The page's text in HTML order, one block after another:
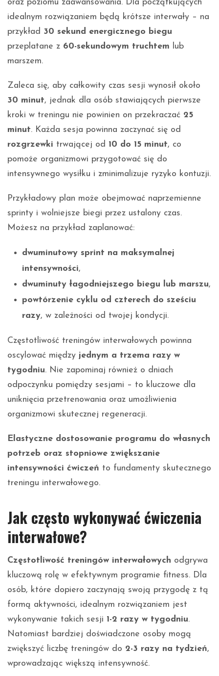
oraz poziomu zaawansowania. Dla początkujących
idealnym rozwiązaniem będą krótsze interwały – na
przykład 30 sekund energicznego biegu
przeplatane z 60-sekundowym truchtem lub
marszem.
Zaleca się, aby całkowity czas sesji wynosił około
30 minut, jednak dla osób stawiających pierwsze
kroki w treningu nie powinien on przekraczać 25
minut. Każda sesja powinna zaczynać się od
rozgrzewki trwającej od 10 do 15 minut, co
pomoże organizmowi przygotować się do
intensywnego wysiłku i zminimalizuje ryzyko kontuzji.
Przykładowy plan może obejmować naprzemienne
sprinty i wolniejsze biegi przez ustalony czas.
Możesz na przykład zaplanować:
dwuminutowy sprint na maksymalnej
intensywności,
dwuminuty łagodniejszego biegu lub marszu,
powtórzenie cyklu od czterech do sześciu
razy, w zależności od twojej kondycji.
Częstotliwość treningów interwałowych powinna
oscylować między jednym a trzema razy w
tygodniu. Nie zapominaj również o dniach
odpoczynku pomiędzy sesjami – to kluczowe dla
uniknięcia przetrenowania oraz umożliwienia
organizmowi skutecznej regeneracji.
Elastyczne dostosowanie programu do własnych
potrzeb oraz stopniowe zwiększanie
intensywności ćwiczeń to fundamenty skutecznego
treningu interwałowego.
Jak często wykonywać ćwiczenia
interwałowe?
Częstotliwość treningów interwałowych odgrywa
kluczową rolę w efektywnym programie fitness. Dla
osób, które dopiero zaczynają swoją przygodę z tą
formą aktywności, idealnym rozwiązaniem jest
wykonywanie takich sesji 1-2 razy w tygodniu.
Natomiast bardziej doświadczone osoby mogą
zwiększyć liczbę treningów do 2-3 razy na tydzień,
wprowadzając większą intensywność.